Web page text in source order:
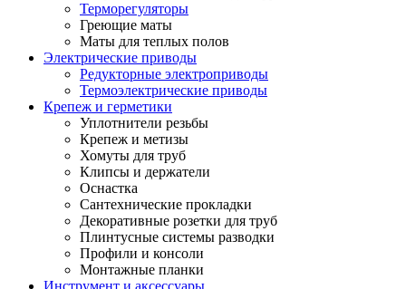
Терморегуляторы
Греющие маты
Маты для теплых полов
Электрические приводы
Редукторные электроприводы
Термоэлектрические приводы
Крепеж и герметики
Уплотнители резьбы
Крепеж и метизы
Хомуты для труб
Клипсы и держатели
Оснастка
Сантехнические прокладки
Декоративные розетки для труб
Плинтусные системы разводки
Профили и консоли
Монтажные планки
Инструмент и аксессуары